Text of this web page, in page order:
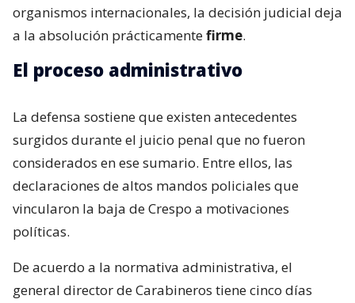
organismos internacionales, la decisión judicial deja
a la absolución prácticamentefirme.
El proceso administrativo
La defensa sostiene que existen antecedentes
surgidos durante el juicio penal que no fueron
considerados en ese sumario. Entre ellos, las
declaraciones de altos mandos policiales que
vincularon la baja de Crespo a motivaciones
políticas.
De acuerdo a la normativa administrativa, el
general director de Carabineros tiene cinco días